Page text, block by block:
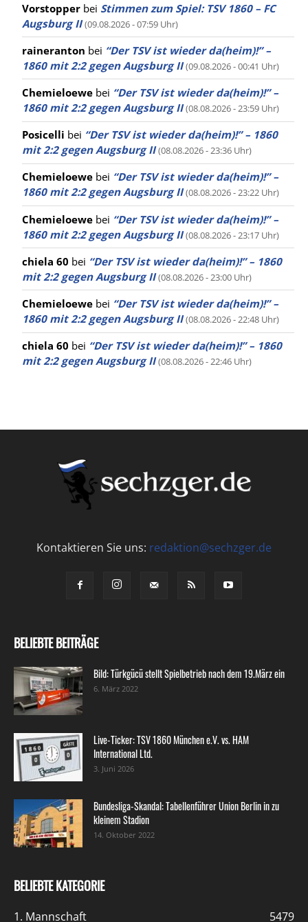
Vorstopper bei Stimmen zum Spiel: TSV 1860 – FC
Augsburg II (09.08.2026 - 07:59 Uhr)
raineranton bei “Der TSV ist wieder da(heim)!” –
1860 mit 2:2 gegen Augsburg II (09.08.2026 - 00:41 Uhr)
Chemieloewe bei “Der TSV ist wieder da(heim)!” –
1860 mit 2:2 gegen Augsburg II (08.08.2026 - 23:59 Uhr)
Posicelli bei “Der TSV ist wieder da(heim)!” – 1860
mit 2:2 gegen Augsburg II (08.08.2026 - 23:36 Uhr)
Chemieloewe bei “Der TSV ist wieder da(heim)!” –
1860 mit 2:2 gegen Augsburg II (08.08.2026 - 23:22 Uhr)
Chemieloewe bei “Der TSV ist wieder da(heim)!” –
1860 mit 2:2 gegen Augsburg II (08.08.2026 - 23:17 Uhr)
chiela 60 bei “Der TSV ist wieder da(heim)!” – 1860
mit 2:2 gegen Augsburg II (08.08.2026 - 23:00 Uhr)
Chemieloewe bei “Der TSV ist wieder da(heim)!” –
1860 mit 2:2 gegen Augsburg II (08.08.2026 - 22:48 Uhr)
chiela 60 bei “Der TSV ist wieder da(heim)!” – 1860
mit 2:2 gegen Augsburg II (08.08.2026 - 22:46 Uhr)
Kontaktieren Sie uns: redaktion@sechzger.de
BELIEBTE BEITRÄGE
Bild: Türkgücü stellt Spielbetrieb nach dem 19.März ein
6. März 2022
Live-Ticker: TSV 1860 München e.V. vs. HAM
International Ltd.
3. Juni 2026
Bundesliga-Skandal: Tabellenführer Union Berlin in zu
kleinem Stadion
14. Oktober 2022
BELIEBTE KATEGORIE
1. Mannschaft 5479